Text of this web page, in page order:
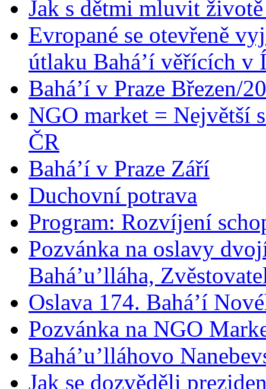
Jak s dětmi mluvit
Evropané se otevřeně
útlaku Bahá’í věřících v
Bahá’í v Praze Březen/
NGO market = Největší
ČR
Bahá’í v Praze Září
Duchovní potrava
Program: Rozvíjení
Pozvánka na oslavy
Bahá’u’lláha,
Oslava 174. Bahá’í
Pozvánka na NGO
Bahá’u’lláhovo
Jak se dozvěděli